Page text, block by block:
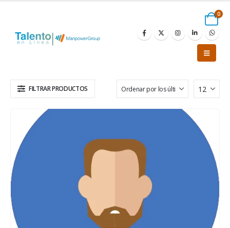
0
FILTRAR PRODUCTOS